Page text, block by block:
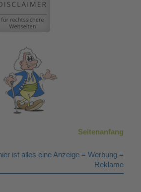
Seitenanfang
ist alles eine Anzeige = Werbung =
Reklame